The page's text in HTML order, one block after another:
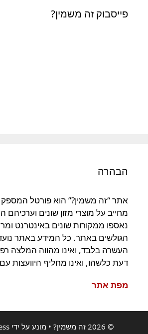
פייסבוק זה משמין?
הבהרה
אתר “זה משמין?” הוא פורטל המספק
מחייב על מוצרי מזון שונים וערכיהם
נאספו ממקורות שונים באינטרנט
הגולשים באתר. כל המידע באתר
העשרה בלבד, ואינו מהווה המלצה
דעת כלשהו, ואינו מחליף היוועצות
מפת אתר
© 2026 זה משמין? • מונע על ידי